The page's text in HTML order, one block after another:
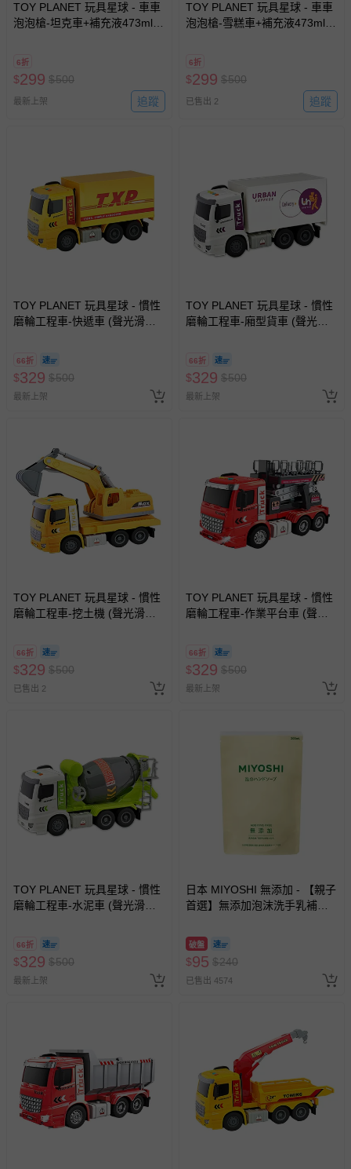
TOY PLANET 玩具星球 - 車車
泡泡槍-坦克車+補充液473ml 2
6折
$299 $500
最新上架 追蹤
TOY PLANET 玩具星球 - 車車
泡泡槍-雪糕車+補充液473ml 2
6折
$299 $500
已售出 2 追蹤
TOY PLANET 玩具星球 - 慣性
磨輪工程車-快遞車 (聲光滑行
66折
$329 $500
最新上架
TOY PLANET 玩具星球 - 慣性
磨輪工程車-廂型貨車 (聲光滑
66折
$329 $500
最新上架
TOY PLANET 玩具星球 - 慣性
磨輪工程車-挖土機 (聲光滑行
66折
$329 $500
已售出 2
TOY PLANET 玩具星球 - 慣性
磨輪工程車-作業平台車 (聲光
66折
$329 $500
最新上架
TOY PLANET 玩具星球 - 慣性
磨輪工程車-水泥車 (聲光滑行
66折
$329 $500
最新上架
日本 MIYOSHI 無添加 - 【親子
首選】無添加泡沫洗手乳補充
破盤
$95 $240
已售出 4574